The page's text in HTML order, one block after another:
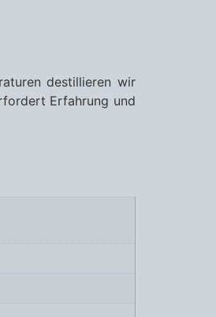
destillieren wir
Erfahrung und